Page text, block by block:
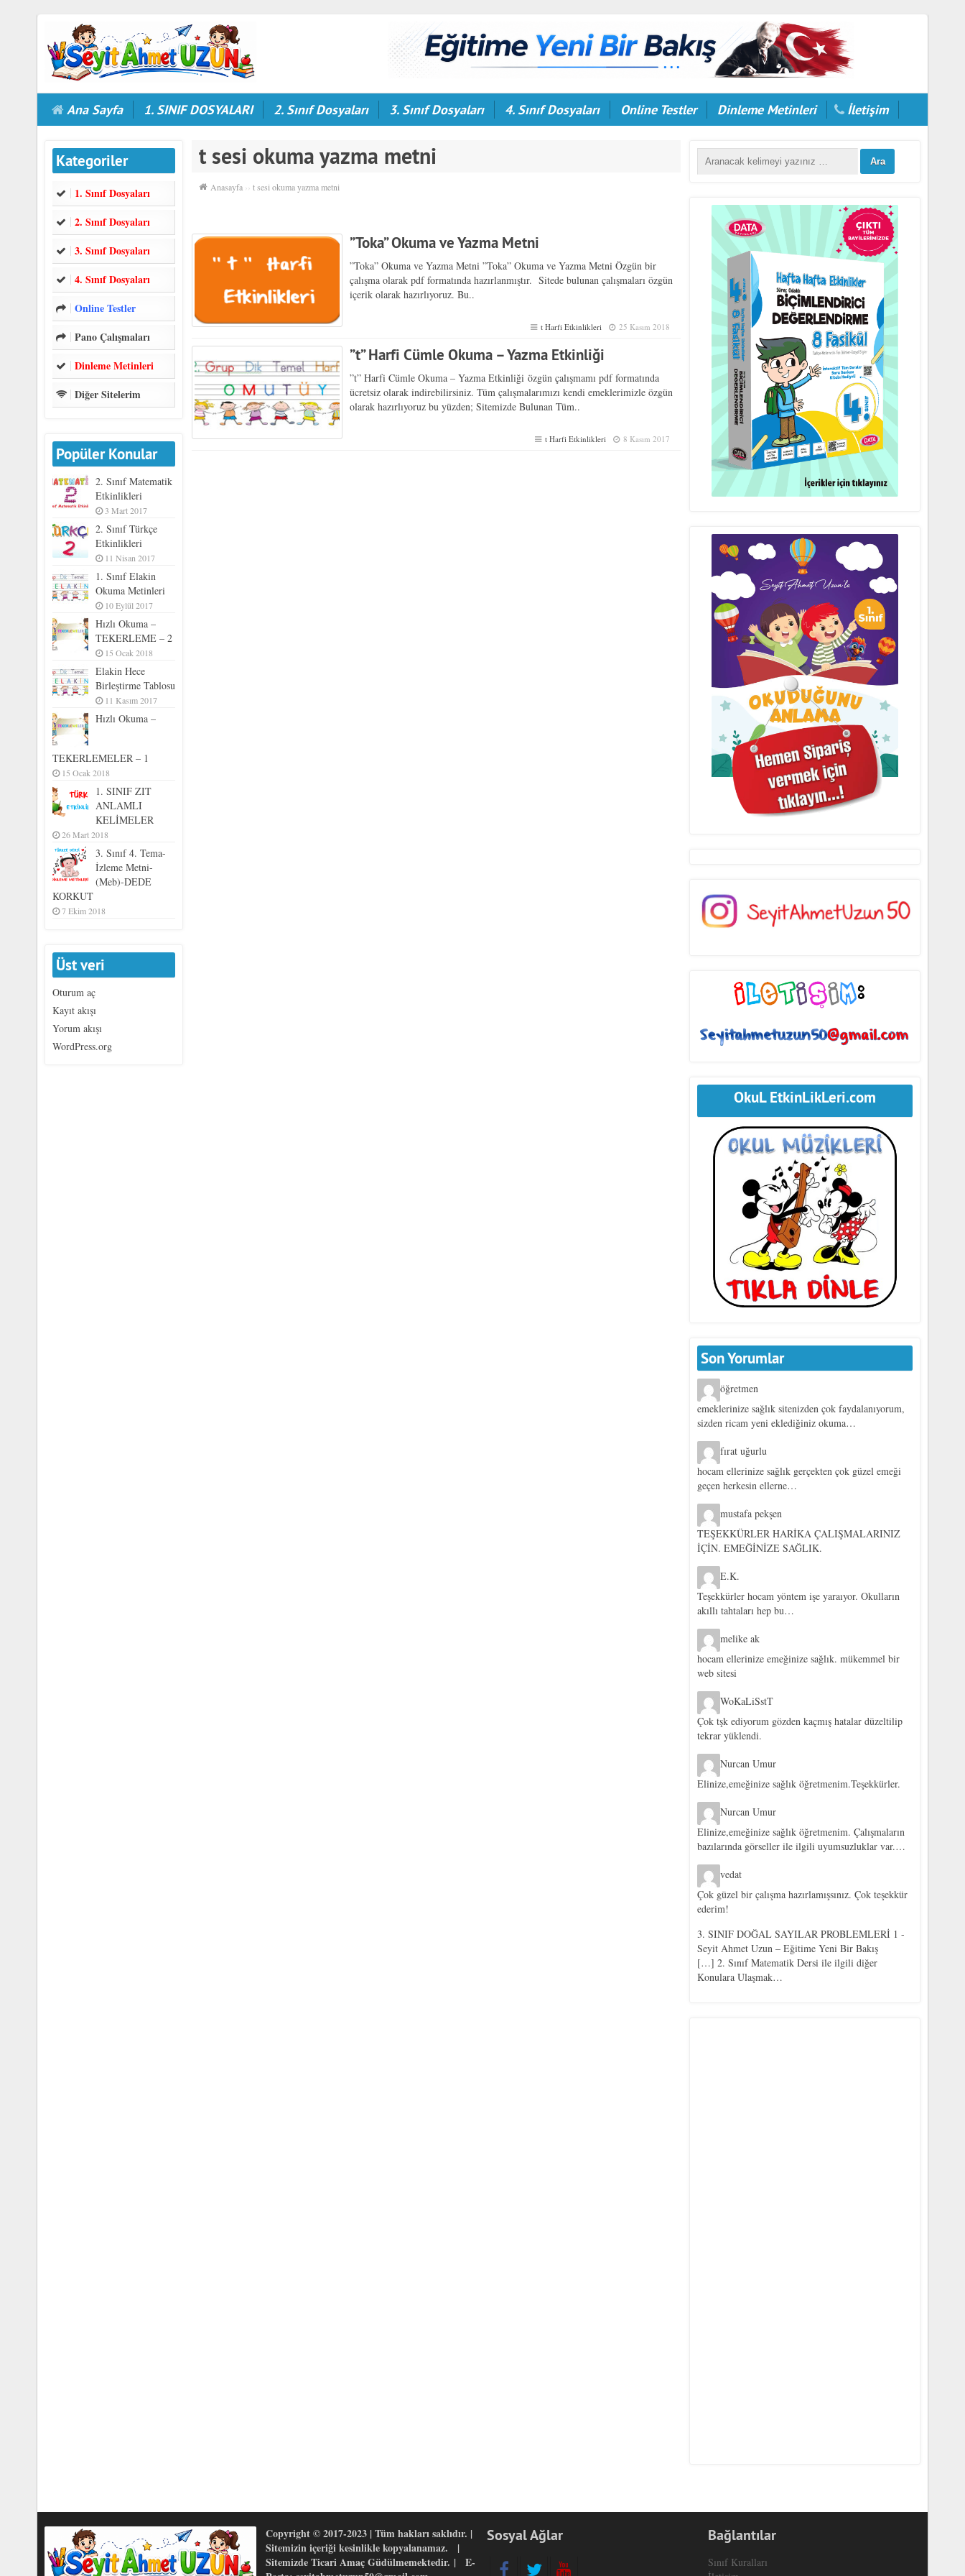
Ana Sayfa 1. SINIF DOSYALARI 2. Sınıf Dosyaları 3. Sınıf Dosyaları 4. Sınıf Dosyaları Online Testler Dinleme Metinleri İletişim
Kategoriler
1. Sınıf Dosyaları
2. Sınıf Dosyaları
3. Sınıf Dosyaları
4. Sınıf Dosyaları
Online Testler
Pano Çalışmaları
Dinleme Metinleri
Diğer Sitelerim
Popüler Konular
2. Sınıf Matematik
Etkinlikleri
3 Mart 2017
2. Sınıf Türkçe
Etkinlikleri
11 Nisan 2017
1. Sınıf Elakin
Okuma Metinleri
10 Eylül 2017
Hızlı Okuma –
TEKERLEME – 2
15 Ocak 2018
Elakin Hece
Birleştirme Tablosu
11 Kasım 2017
Hızlı Okuma –
TEKERLEMELER – 1
15 Ocak 2018
1. SINIF ZIT
ANLAMLI
KELİMELER
26 Mart 2018
3. Sınıf 4. Tema-
İzleme Metni-
(Meb)-DEDE
KORKUT
7 Ekim 2018
Üst veri
Oturum aç
Kayıt akışı
Yorum akışı
WordPress.org
t sesi okuma yazma metni
Anasayfa ››t sesi okuma yazma metni
”Toka” Okuma ve Yazma Metni
”Toka” Okuma ve Yazma Metni ”Toka” Okuma ve Yazma Metni Özgün bir
çalışma olarak pdf formatında hazırlanmıştır. Sitede bulunan çalışmaları özgün
içerik olarak hazırlıyoruz. Bu..
t Harfi Etkinlikleri 25 Kasım 2018
”t” Harfi Cümle Okuma – Yazma Etkinliği
”t” Harfi Cümle Okuma – Yazma Etkinliği özgün çalışmamı pdf formatında
ücretsiz olarak indirebilirsiniz. Tüm çalışmalarımızı kendi emeklerimizle özgün
olarak hazırlıyoruz bu yüzden; Sitemizde Bulunan Tüm..
t Harfi Etkinlikleri 8 Kasım 2017
OkuL EtkinLikLeri.com
Son Yorumlar
öğretmen
emeklerinize sağlık sitenizden çok faydalanıyorum,
sizden ricam yeni eklediğiniz okuma…
fırat uğurlu
hocam ellerinize sağlık gerçekten çok güzel emeği
geçen herkesin ellerne…
mustafa pekşen
TEŞEKKÜRLER HARİKA ÇALIŞMALARINIZ
İÇİN. EMEĞİNİZE SAĞLIK.
E.K.
Teşekkürler hocam yöntem işe yaraıyor. Okulların
akıllı tahtaları hep bu…
melike ak
hocam ellerinize emeğinize sağlık. mükemmel bir
web sitesi
WoKaLiSstT
Çok tşk ediyorum gözden kaçmış hatalar düzeltilip
tekrar yüklendi.
Nurcan Umur
Elinize,emeğinize sağlık öğretmenim.Teşekkürler.
Nurcan Umur
Elinize,emeğinize sağlık öğretmenim. Çalışmaların
bazılarında görseller ile ilgili uyumsuzluklar var.…
vedat
Çok güzel bir çalışma hazırlamışsınız. Çok teşekkür
ederim!
3. SINIF DOĞAL SAYILAR PROBLEMLERİ 1 -
Seyit Ahmet Uzun – Eğitime Yeni Bir Bakış
[…] 2. Sınıf Matematik Dersi ile ilgili diğer
Konulara Ulaşmak…
Copyright © 2017-2023 | Tüm hakları saklıdır. |
Sitemizin içeriği kesinlikle kopyalanamaz. |
Sitemizde Ticari Amaç Güdülmemektedir. | E-
Sosyal Ağlar Bağlantılar
Sınıf Kuralları